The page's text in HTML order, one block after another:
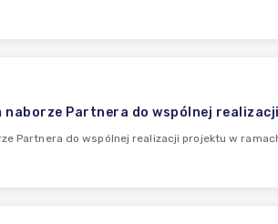
naborze Partnera do wspólnej
Partnera do wspólnej realizacji projektu w ramach